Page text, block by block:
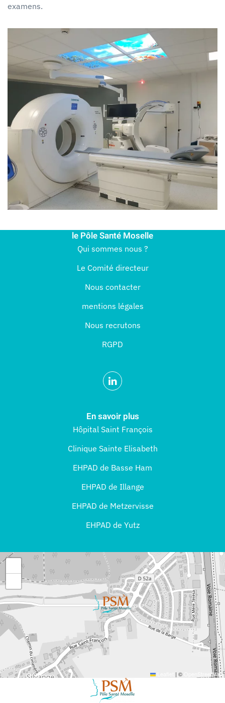
examens.
le Pôle Santé Moselle
Qui sommes nous ?
Le Comité directeur
Nous contacter
mentions légales
Nous recrutons
RGPD
En savoir plus
Hôpital Saint François
Clinique Sainte Elisabeth
EHPAD de Basse Ham
EHPAD de Illange
EHPAD de Metzervisse
EHPAD de Yutz
| © OpenStreetMap